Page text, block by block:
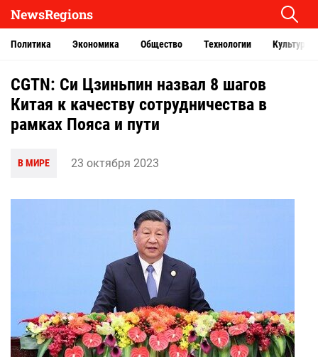
NewsRegions
Политика Экономика Общество Технологии Культура
CGTN: Си Цзиньпин назвал 8 шагов
Китая к качеству сотрудничества в
рамках Пояса и пути
В МИРЕ 23 октября 2023